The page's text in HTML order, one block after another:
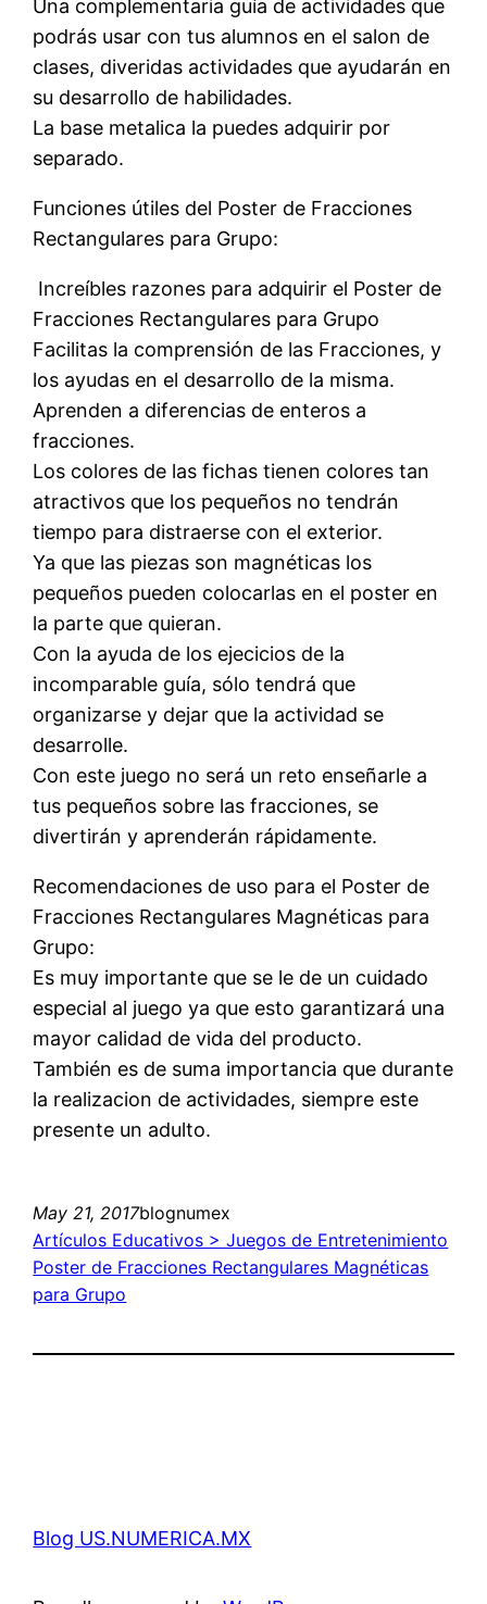
Una complementaria guía de actividades que
podrás usar con tus alumnos en el salon de
clases, diveridas actividades que ayudarán en
su desarrollo de habilidades.
La base metalica la puedes adquirir por
separado.
Funciones útiles del Poster de Fracciones
Rectangulares para Grupo:
 Increíbles razones para adquirir el Poster de
Fracciones Rectangulares para Grupo
Facilitas la comprensión de las Fracciones, y
los ayudas en el desarrollo de la misma.
Aprenden a diferencias de enteros a
fracciones.
Los colores de las fichas tienen colores tan
atractivos que los pequeños no tendrán
tiempo para distraerse con el exterior.
Ya que las piezas son magnéticas los
pequeños pueden colocarlas en el poster en
la parte que quieran.
Con la ayuda de los ejecicios de la
incomparable guía, sólo tendrá que
organizarse y dejar que la actividad se
desarrolle.
Con este juego no será un reto enseñarle a
tus pequeños sobre las fracciones, se
divertirán y aprenderán rápidamente.
Recomendaciones de uso para el Poster de
Fracciones Rectangulares Magnéticas para
Grupo:
Es muy importante que se le de un cuidado
especial al juego ya que esto garantizará una
mayor calidad de vida del producto.
También es de suma importancia que durante
la realizacion de actividades, siempre este
presente un adulto.
May 21, 2017blognumex
Artículos Educativos > Juegos de Entretenimiento
Poster de Fracciones Rectangulares Magnéticas
para Grupo
Blog US.NUMERICA.MX